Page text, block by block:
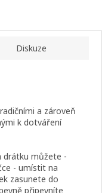
Diskuze
a zároveň
k dotváření
drátku můžete -
- umístit na
zasunete do
připevníte